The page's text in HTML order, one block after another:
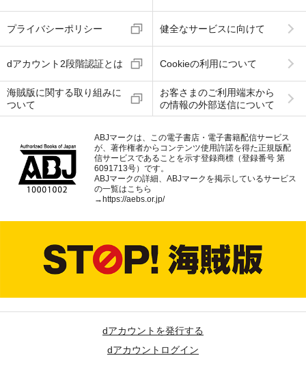
プライバシーポリシー 健全なサービスに向けて
dアカウント2段階認証とは Cookieの利用について
海賊版に関する取り組みに
ついて
お客さまのご利用端末から
の情報の外部送信について
ABJマークは、この電子書店・電子書籍配信サービス
が、著作権者からコンテンツ使用許諾を得た正規版配
信サービスであることを示す登録商標（登録番号 第
6091713号）です。
ABJマークの詳細、ABJマークを掲示しているサービス
の一覧はこちら
→https://aebs.or.jp/
dアカウントを発行する
dアカウントログイン